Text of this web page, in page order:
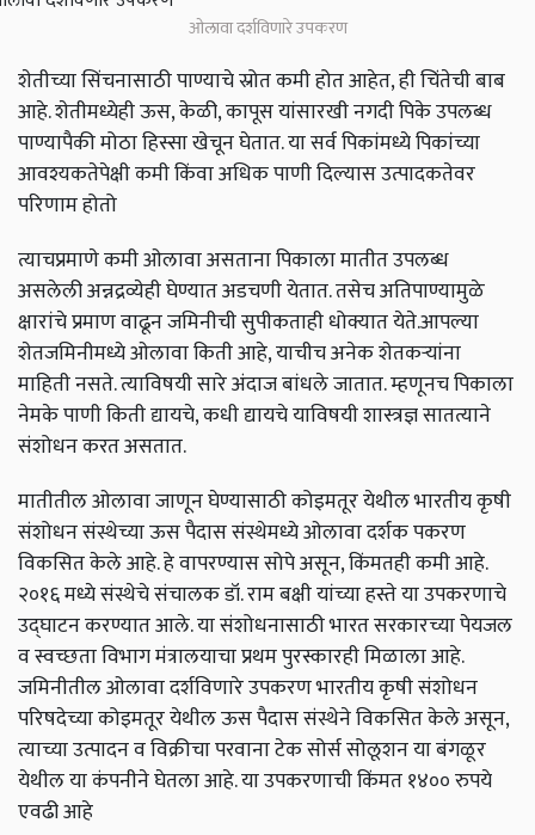
ओलावा दर्शविणारे उपकरण
शेतीच्या सिंचनासाठी पाण्याचे स्रोत कमी होत आहेत, ही चिंतेची बाब
आहे. शेतीमध्येही ऊस, केळी, कापूस यांसारखी नगदी पिके उपलब्ध
पाण्यापैकी मोठा हिस्सा खेचून घेतात. या सर्व पिकांमध्ये पिकांच्या
आवश्यकतेपेक्षी कमी किंवा अधिक पाणी दिल्यास उत्पादकतेवर
परिणाम होतो
त्याचप्रमाणे कमी ओलावा असताना पिकाला मातीत उपलब्ध
असलेली अन्नद्रव्येही घेण्यात अडचणी येतात. तसेच अतिपाण्यामुळे
क्षारांचे प्रमाण वाढून जमिनीची सुपीकताही धोक्यात येते.आपल्या
शेतजमिनीमध्ये ओलावा किती आहे, याचीच अनेक शेतकऱ्यांना
माहिती नसते. त्याविषयी सारे अंदाज बांधले जातात. म्हणूनच पिकाला
नेमके पाणी किती द्यायचे, कधी द्यायचे याविषयी शास्त्रज्ञ सातत्याने
संशोधन करत असतात.
मातीतील ओलावा जाणून घेण्यासाठी कोइमतूर येथील भारतीय कृषी
संशोधन संस्थेच्या ऊस पैदास संस्थेमध्ये ओलावा दर्शक पकरण
विकसित केले आहे. हे वापरण्यास सोपे असून, किंमतही कमी आहे.
२०१६ मध्ये संस्थेचे संचालक डॉ. राम बक्षी यांच्या हस्ते या उपकरणाचे
उद्‌घाटन करण्यात आले. या संशोधनासाठी भारत सरकारच्या पेयजल
व स्वच्छता विभाग मंत्रालयाचा प्रथम पुरस्कारही मिळाला आहे.
जमिनीतील ओलावा दर्शविणारे उपकरण भारतीय कृषी संशोधन
परिषदेच्या कोइमतूर येथील ऊस पैदास संस्थेने विकसित केले असून,
त्याच्या उत्पादन व विक्रीचा परवाना टेक सोर्स सोलूशन या बंगळूर
येथील या कंपनीने घेतला आहे. या उपकरणाची किंमत १४०० रुपये
एवढी आहे